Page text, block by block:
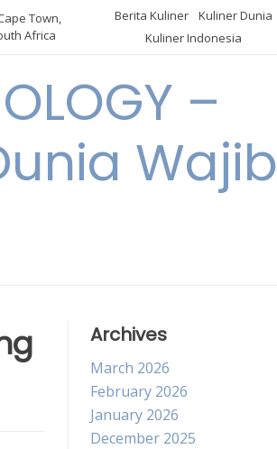
Town,
Africa
Berita Kuliner
Kuliner Dunia
Kuliner Indonesia
–
Wajib
Archives
March 2026
February 2026
January 2026
December 2025